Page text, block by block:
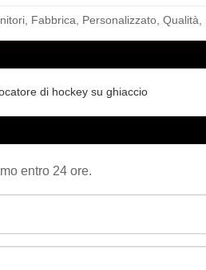
Fabbrica, Personalizzato,
di hockey su ghiaccio
entro 24 ore.